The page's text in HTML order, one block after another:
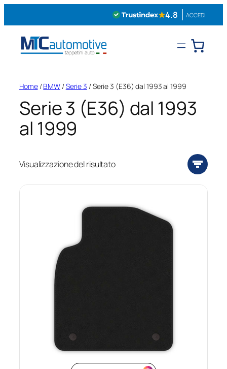
★4.8 ACCEDI
Home/BMW /Serie 3 / Serie 3 (E36) dal 1993 al 1999
Serie 3 (E36) dal 1993
al 1999
Visualizzazione del risultato